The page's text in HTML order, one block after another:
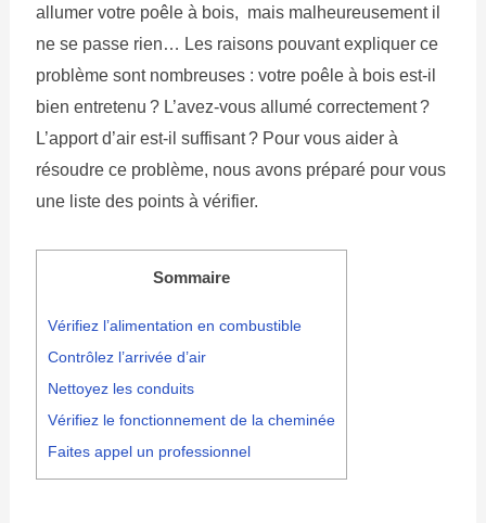
allumer votre poêle à bois, mais malheureusement il
ne se passe rien… Les raisons pouvant expliquer ce
problème sont nombreuses : votre poêle à bois est-il
bien entretenu ? L’avez-vous allumé correctement ?
L’apport d’air est-il suffisant ? Pour vous aider à
résoudre ce problème, nous avons préparé pour vous
une liste des points à vérifier.
Sommaire
Vérifiez l’alimentation en combustible
Contrôlez l’arrivée d’air
Nettoyez les conduits
Vérifiez le fonctionnement de la cheminée
Faites appel un professionnel